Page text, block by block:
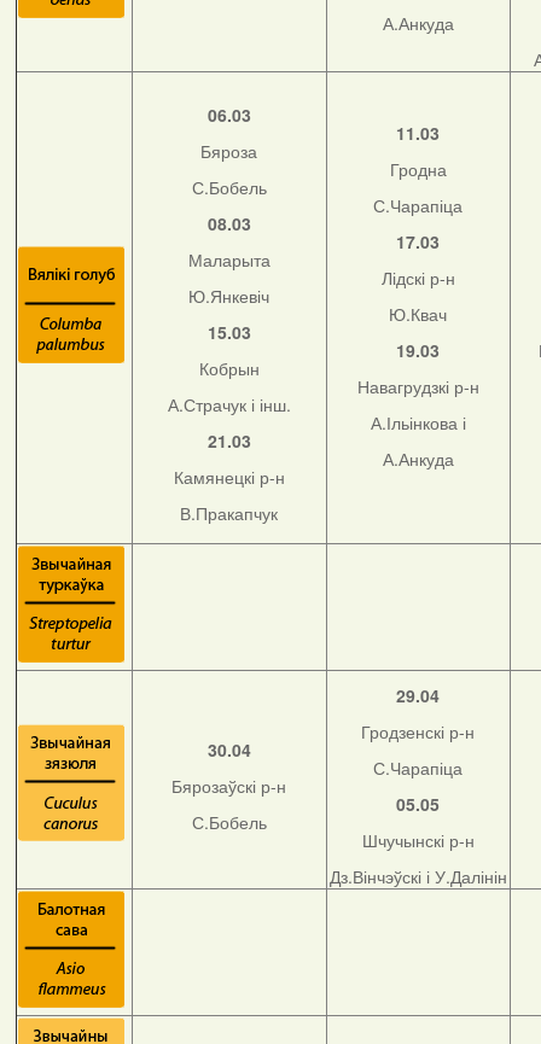
А.Анкуда
06.03
Бяроза
С.Бобель
08.03
Маларыта
Ю.Янкевіч
15.03
Кобрын
А.Страчук і інш.
21.03
Камянецкі р-н
В.Пракапчук
11.03
Гродна
С.Чарапіца
17.03
Лідскі р-н
Ю.Квач
19.03
Навагрудзкі р-н
А.Ільінкова і
А.Анкуда
30.04
Бярозаўскі р-н
С.Бобель
29.04
Гродзенскі р-н
С.Чарапіца
05.05
Шчучынскі р-н
Дз.Вінчэўскі і У.Далінін